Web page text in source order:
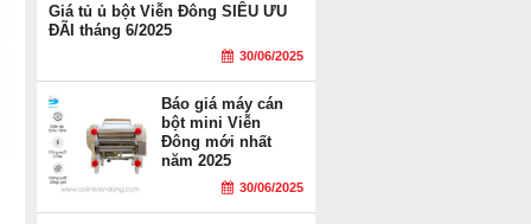
Giá tủ ủ bột Viễn Đông SIÊU ƯU
ĐÃI tháng 6/2025
30/06/2025
Báo giá máy cán
bột mini Viễn
Đông mới nhất
năm 2025
30/06/2025